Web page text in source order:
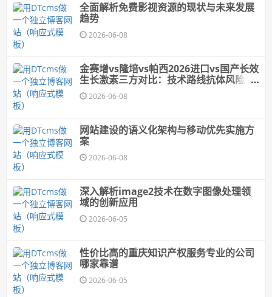
全面解析免费影视资源的现状与未来发展
趋势
2026-06-08
金赛增vs隆培vs帕西2026进口vs国产长效
生长激素三方对比：技术路线抗体风险费
用谁更值得选
2026-06-08
网站建设的语义化架构与移动优先实施方
案
2026-06-08
深入解析image2技术在数字图像处理领
域的创新应用
2026-06-05
性价比高的重庆知识产权服务专业的公司
哪家靠谱
2026-06-05